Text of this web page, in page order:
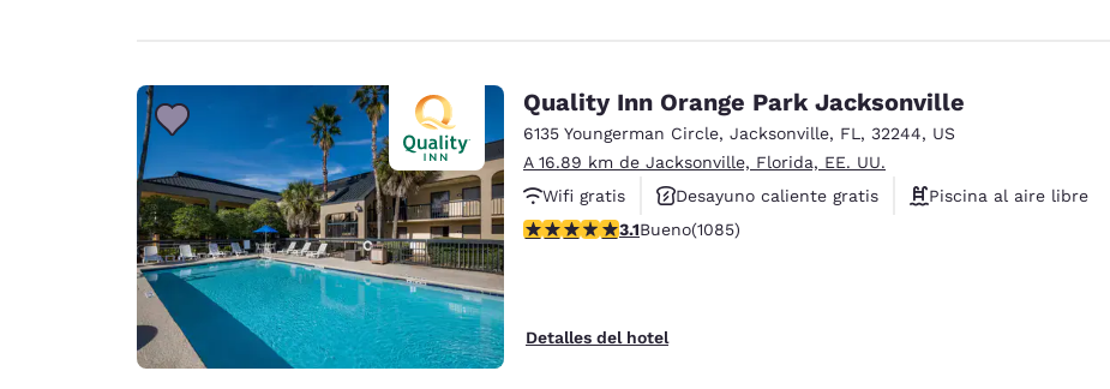
Quality Inn Orange Park Jacksonville
6135 Youngerman Circle, Jacksonville, FL , 32244, US
A 16.89 km de Jacksonville, Florida, EE. UU.
Wifi gratis
Desayuno caliente gratis
Piscina al aire libre
Calificación de 3.15 estrellas. Bueno. 1085 reseñas
3.1Bueno(1085)
Detalles del hotel